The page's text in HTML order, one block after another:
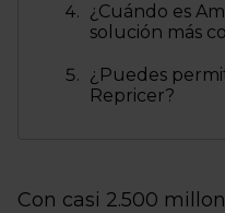
¿Cuándo es
solución más
¿Puedes
Repricer?
Con casi 2.500